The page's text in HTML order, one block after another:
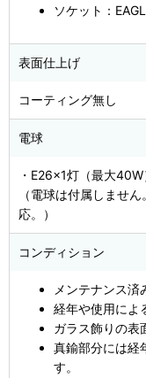
ソケット：
表面仕上げ
コーティング無し
電球
・E26×1灯（最大40W
（電球は付属しませ
応。）
コンディション
メンテナンス済
経年や使用によ
ガラス飾りの表
真鍮部分には経
す。